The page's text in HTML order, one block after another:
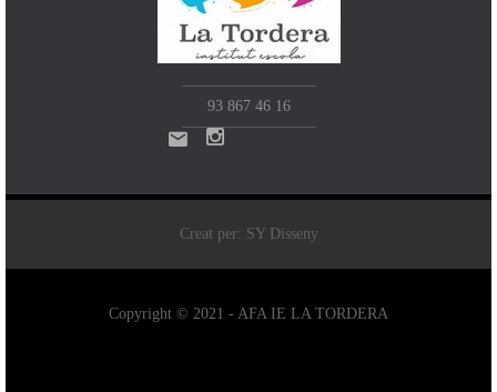
93 867 46 16
Creat per: SY Disseny
Copyright © 2021 - AFA IE LA TORDERA